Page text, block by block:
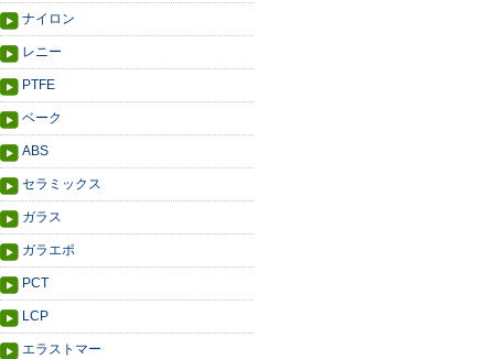
ナイロン
レニー
PTFE
ベーク
ABS
セラミックス
ガラス
ガラエポ
PCT
LCP
エラストマー